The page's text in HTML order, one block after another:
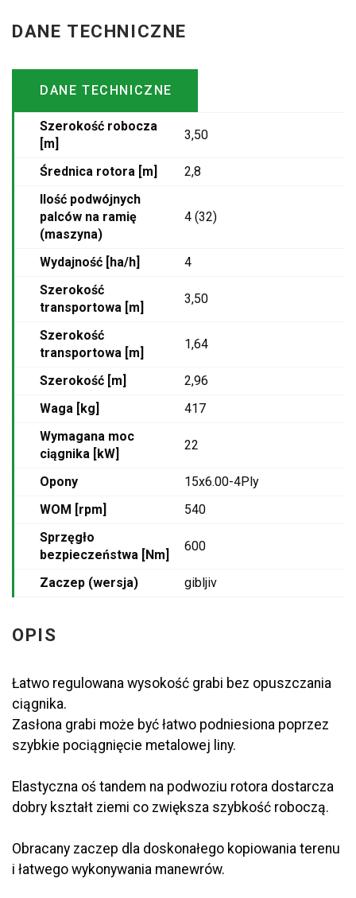
DANE TECHNICZNE
DANE TECHNICZNE
Szerokość robocza
[m]
3,50
Średnica rotora [m]
2,8
Ilość podwójnych
palców na ramię
(maszyna)
4 (32)
Wydajność [ha/h]
4
Szerokość
transportowa [m]
3,50
Szerokość
transportowa [m]
1,64
Szerokość [m]
2,96
Waga [kg]
417
Wymagana moc
ciągnika [kW]
22
Opony
15x6.00-4Ply
WOM [rpm]
540
Sprzęgło
bezpieczeństwa [Nm]
600
Zaczep (wersja) gibljiv
OPIS
Łatwo regulowana wysokość grabi bez opuszczania
ciągnika.
Zasłona grabi może być łatwo podniesiona poprzez
szybkie pociągnięcie metalowej liny.
Elastyczna oś tandem na podwoziu rotora dostarcza
dobry kształt ziemi co zwiększa szybkość roboczą.
Obracany zaczep dla doskonałego kopiowania terenu
i łatwego wykonywania manewrów.